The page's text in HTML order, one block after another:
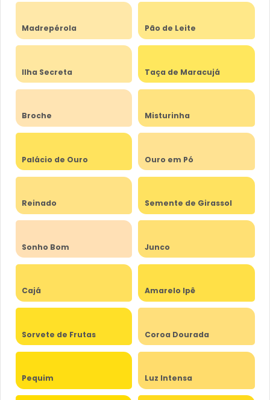
Madrepérola Pão de Leite
Ilha Secreta Taça de Maracujá
Broche Misturinha
Palácio de Ouro Ouro em Pó
Reinado Semente de Girassol
Sonho Bom Junco
Cajá Amarelo Ipê
Sorvete de Frutas Coroa Dourada
Pequim Luz Intensa